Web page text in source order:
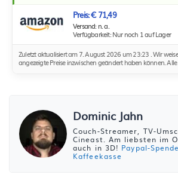
Preis: € 71,49
Versand: n. a.
Verfügbarkeit: Nur noch 1 auf Lager
Zuletzt aktualisiert am 7. August 2026 um 23:23 . Wir
angezeigte Preise inzwischen geändert haben können.
Dominic Jahn
Couch-Streamer, TV-
Cineast. Am liebsten im
auch in 3D! Paypal-
Kaffeekasse